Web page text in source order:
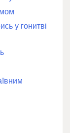
у гонитві